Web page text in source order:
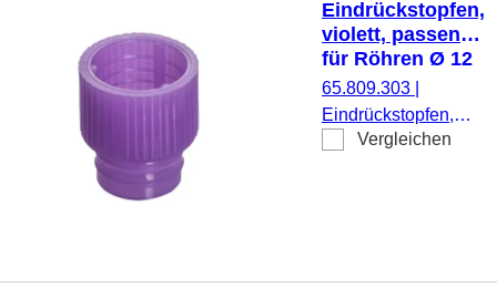
Eindrückstopfen,
violett, passend
für Röhren Ø 12
mm
65.809.303
Eindrückstopfen,
violett, passend für
Vergleichen